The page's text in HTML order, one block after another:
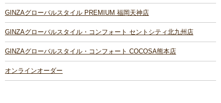
GINZAグローバルスタイル PREMIUM 福岡天神店
GINZAグローバルスタイル・コンフォート セントシティ北九州店
GINZAグローバルスタイル・コンフォート COCOSA熊本店
オンラインオーダー